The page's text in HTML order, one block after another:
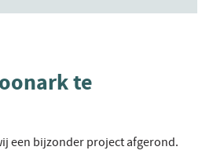
te
een bijzonder project afgerond.